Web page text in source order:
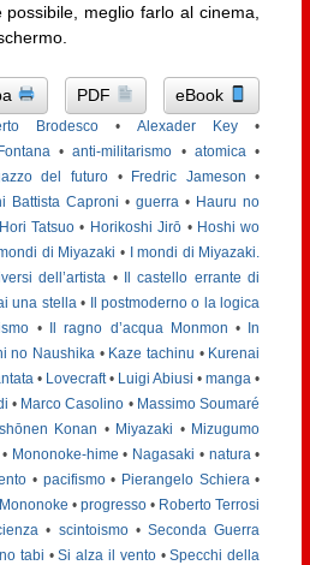
meglio farlo al cinema,
PDF eBook
Brodesco• Alexader Key•
•anti-militarismo • atomica•
del futuro • Fredric Jameson •
Battista Caproni •guerra • Hauru no
Hori Tatsuo • Horikoshi Jirō • Hoshi wo
mondi di Miyazaki •
I mondi di Miyazaki.
dell’artista •
Il castello errante di
una stella•
Il postmoderno o la logica
• Il ragno d’acqua Monmon •
In
no Naushika • Kaze tachinu • Kurenai
• Lovecraft• Luigi Abiusi •manga •
• Marco Casolino • Massimo Soumaré
Konan • Miyazaki • Mizugumo
• Mononoke-hime • Nagasaki • natura•
• pacifismo• Pierangelo Schiera•
•progresso • Roberto Terrosi
• scintoismo•Seconda Guerra
tabi •Si alza il vento•Specchi della